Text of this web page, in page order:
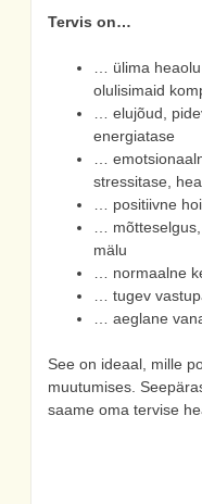
Tervis on…
… ülima
olulisimaid
… elujõud,
energiatase
…
stressitase,
… positiivne
…
mälu
… normaalne
… tugev
… aeglane
See on ideaal, mille
muutumises.
saame oma tervise